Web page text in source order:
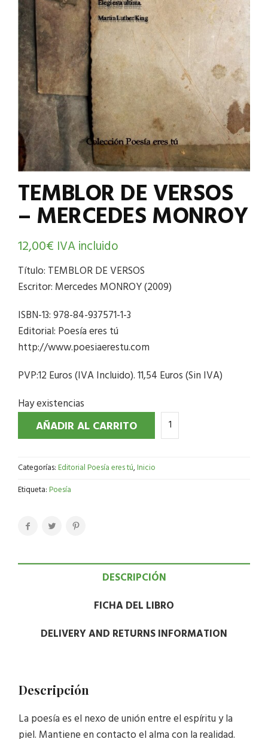
TEMBLOR DE VERSOS
– MERCEDES MONROY
12,00€ IVA incluido
Título: TEMBLOR DE VERSOS
Escritor: Mercedes MONROY (2009)
ISBN-13: 978-84-937571-1-3
Editorial: Poesía eres tú
http://www.poesiaerestu.com
PVP:12 Euros (IVA Incluido). 11,54 Euros (Sin IVA)
Hay existencias
AÑADIR AL CARRITO
Categorías:Editorial Poesía eres tú,Inicio
Etiqueta:Poesía
DESCRIPCIÓN
FICHA DEL LIBRO
DELIVERY AND RETURNS INFORMATION
Descripción
La poesía es el nexo de unión entre el espíritu y la
piel. Mantiene en contacto el alma con la realidad.